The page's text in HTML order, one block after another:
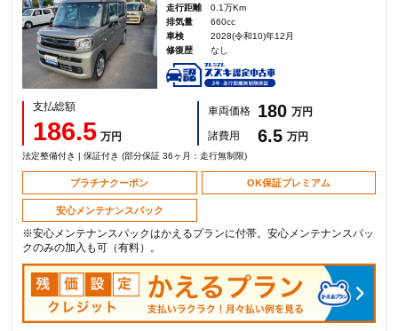
走行距離
0.1万Km
排気量
660cc
車検
2028(令和10)年12月
修復歴
なし
支払総額
186.5 万円
車両価格 180 万円
諸費用
6.5 万円
法定整備付き | 保証付き (部分保証 36ヶ月：走行無制限)
プラチナクーポン OK保証プレミアム
安心メンテナンスパック
※安心メンテナンスパックはかえるプランに付帯。安心メンテナンスパッ
クのみの加入も可（有料）。